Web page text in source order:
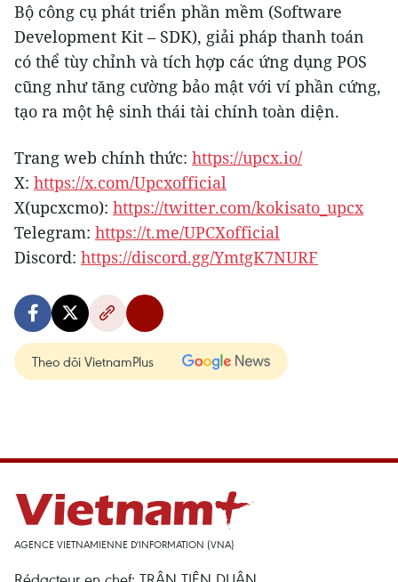
Bộ công cụ phát triển phần mềm (Software
Development Kit – SDK), giải pháp thanh toán
có thể tùy chỉnh và tích hợp các ứng dụng POS
cũng như tăng cường bảo mật với ví phần cứng,
tạo ra một hệ sinh thái tài chính toàn diện.
Trang web chính thức: https://upcx.io/
X: https://x.com/Upcxofficial
X(upcxcmo): https://twitter.com/kokisato_upcx
Telegram: https://t.me/UPCXofficial
Discord: https://discord.gg/YmtgK7NURF
Theo dõi VietnamPlus
AGENCE VIETNAMIENNE D'INFORMATION (VNA)